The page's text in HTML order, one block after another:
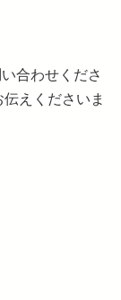
合わせくださ
えくださいま